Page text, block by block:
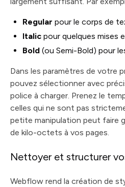
Regular pour le corps de
Italic pour quelques mises
Bold (ou Semi-Bold) pour
Dans les paramètres de votre
pouvez sélectionner avec
police à charger. Prenez le
celles qui ne sont pas
petite manipulation peut faire
de kilo-octets à vos pages.
Nettoyer et structurer
Webflow rend la création de